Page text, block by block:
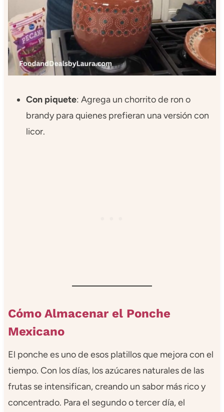
Con piquete: Agrega un chorrito de ron o
brandy para quienes prefieran una versión con
licor.
Cómo Almacenar el Ponche
Mexicano
El ponche es uno de esos platillos que mejora con el
tiempo. Con los días, los azúcares naturales de las
frutas se intensifican, creando un sabor más rico y
concentrado. Para el segundo o tercer día, el